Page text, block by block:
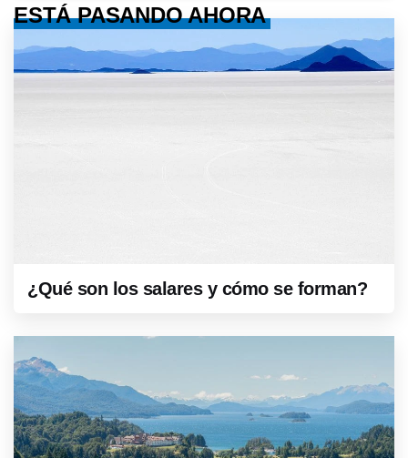
ESTÁ PASANDO AHORA
¿Qué son los salares y cómo se forman?